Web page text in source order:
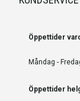
Öppettider
Måndag -
Öppettider